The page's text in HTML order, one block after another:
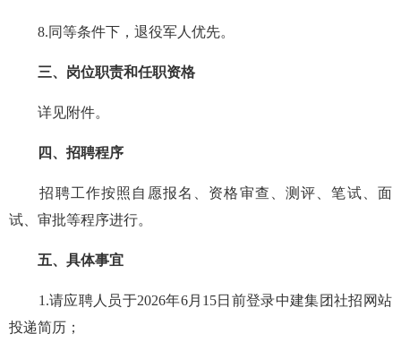
8.同等条件下，退役军人优先。
三、岗位职责和任职资格
详见附件。
四、招聘程序
招聘工作按照自愿报名、资格审查、测评、笔试、面
试、审批等程序进行。
五、具体事宜
1.请应聘人员于2026年6月15日前登录中建集团社招网站
投递简历；